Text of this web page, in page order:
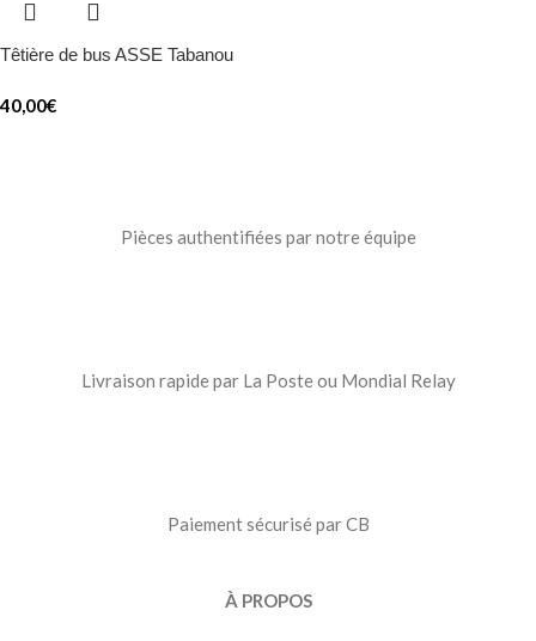
Têtière de bus ASSE Tabanou
40,00€
Pièces authentifiées par notre équipe
Livraison rapide par La Poste ou Mondial Relay
Paiement sécurisé par CB
À PROPOS